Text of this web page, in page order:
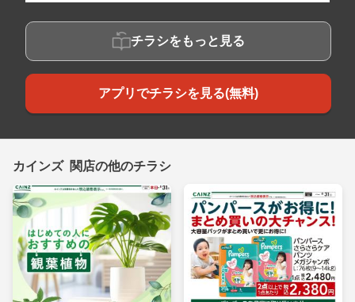
チラシをもっと見る
アプリでチラシを見る(無料)
カインズ 関店の他のチラシ